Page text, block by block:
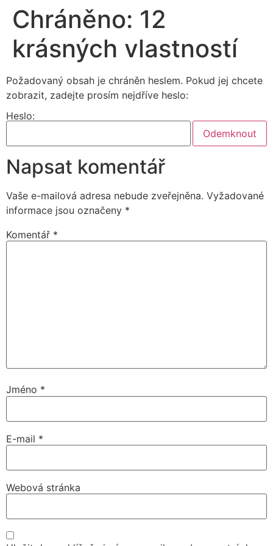
Chráněno: 12
krásných vlastností
Požadovaný obsah je chráněn heslem. Pokud jej chcete
zobrazit, zadejte prosím nejdříve heslo:
Heslo:
Napsat komentář
Vaše e-mailová adresa nebude zveřejněna. Vyžadované
informace jsou označeny *
Komentář *
Jméno *
E-mail *
Webová stránka